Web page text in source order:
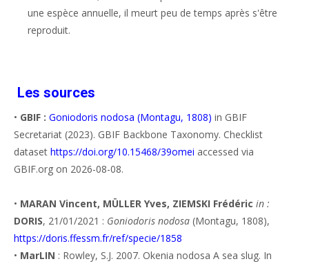
une espèce annuelle, il meurt peu de temps après s'être
reproduit.
Les sources
• GBIF : Goniodoris nodosa (Montagu, 1808) in GBIF
Secretariat (2023). GBIF Backbone Taxonomy. Checklist
dataset https://doi.org/10.15468/39omei accessed via
GBIF.org on 2026-08-08.
• MARAN Vincent, MÜLLER Yves, ZIEMSKI Frédéric in :
DORIS, 21/01/2021 : Goniodoris nodosa (Montagu, 1808),
https://doris.ffessm.fr/ref/specie/1858
• MarLIN : Rowley, S.J. 2007. Okenia nodosa A sea slug. In